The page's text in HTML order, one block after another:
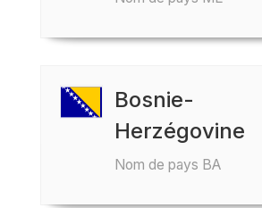
Bosnie-
Herzégovine
Nom de pays BA